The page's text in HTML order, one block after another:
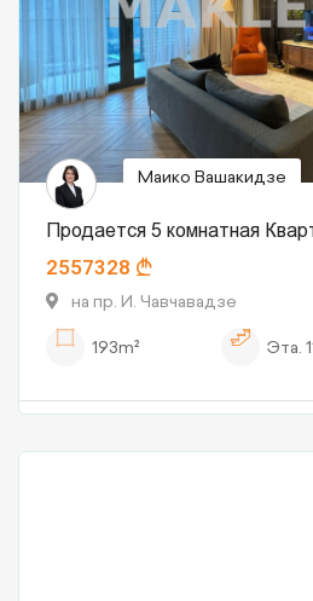
Маико Вашакидзе
Продается 5 комнатная
2557328
на пр. И. Чавчавадзе
193m²
Эта.